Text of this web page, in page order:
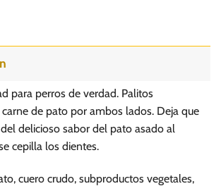
para perros de verdad. Palitos
de pato por ambos lados. Deja que
delicioso sabor del pato asado al
cepilla los dientes.
cuero crudo, subproductos vegetales,